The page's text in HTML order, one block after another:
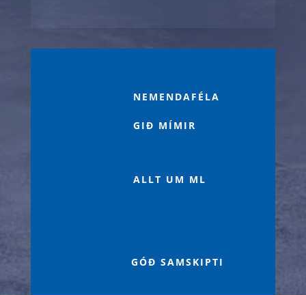
NEMENDAFÉLA
GIÐ MÍMIR
ALLT UM ML
GÓÐ SAMSKIPTI